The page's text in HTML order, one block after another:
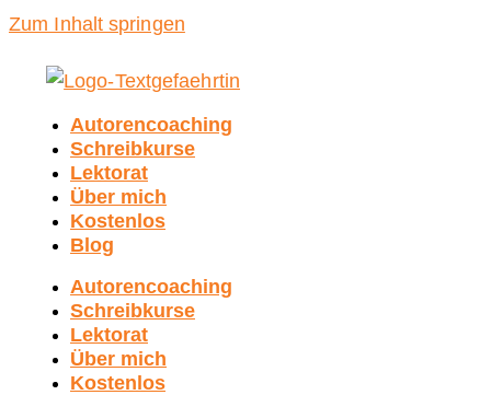
Zum Inhalt springen
Autorencoaching
Schreibkurse
Lektorat
Über mich
Kostenlos
Blog
Autorencoaching
Schreibkurse
Lektorat
Über mich
Kostenlos